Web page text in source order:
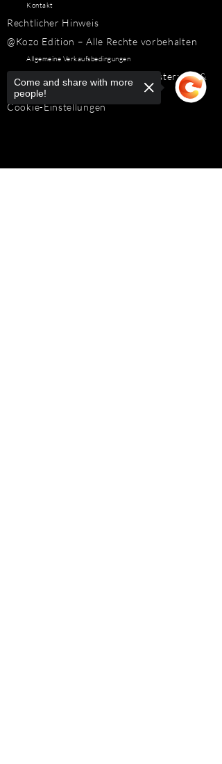
Kontakt
Rechtlicher Hinweis
@Kozo Edition – Alle Rechte vorbehalten
Allgemeine Verkaufsbedingungen
Design, Entwicklung und Webmaster: Art &
Design Web
Cookie-Einstellungen
Come and share with more
people!